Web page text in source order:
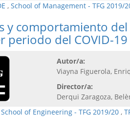
, School of Management - TFG 2019/
y comportamiento
periodo del COVID-19
Autor/a:
Viayna Figuerola,
Director/a:
Derqui Zaragoza,
School of Engineering - TFG 2019/20 ,